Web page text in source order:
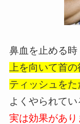
鼻血を止める時
上を向いて首の
ティッシュを
よくやられてい
実は効果があり